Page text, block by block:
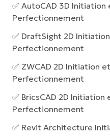
✅ AutoCAD 3D Initiation
Perfectionnement
✅ DraftSight 2D Initiation
Perfectionnement
✅ ZWCAD 2D Initiation et
Perfectionnement
✅ BricsCAD 2D Initiation
Perfectionnement
✅ Revit Architecture